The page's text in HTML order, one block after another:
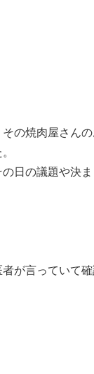
の焼肉屋さん
日の議題や決
が言っていて